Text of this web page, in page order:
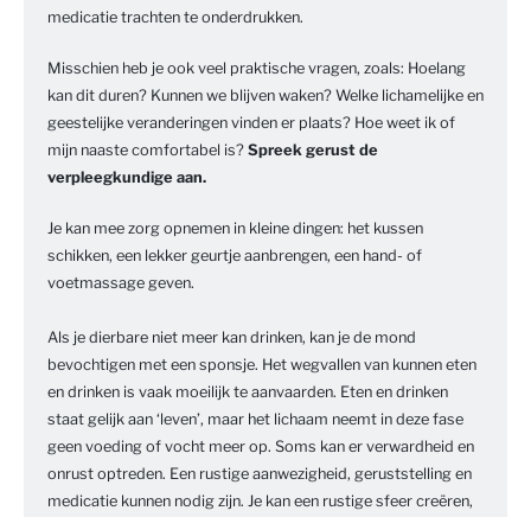
medicatie trachten te onderdrukken.
Misschien heb je ook veel praktische vragen, zoals: Hoelang
kan dit duren? Kunnen we blijven waken? Welke lichamelijke en
geestelijke veranderingen vinden er plaats? Hoe weet ik of
mijn naaste comfortabel is? Spreek gerust de
verpleegkundige aan.
Je kan mee zorg opnemen in kleine dingen: het kussen
schikken, een lekker geurtje aanbrengen, een hand- of
voetmassage geven.
Als je dierbare niet meer kan drinken, kan je de mond
bevochtigen met een sponsje. Het wegvallen van kunnen eten
en drinken is vaak moeilijk te aanvaarden. Eten en drinken
staat gelijk aan ‘leven’, maar het lichaam neemt in deze fase
geen voeding of vocht meer op. Soms kan er verwardheid en
onrust optreden. Een rustige aanwezigheid, geruststelling en
medicatie kunnen nodig zijn. Je kan een rustige sfeer creëren,